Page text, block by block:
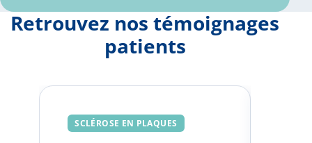
Retrouvez nos témoignages
patients
SCLÉROSE EN PLAQUES